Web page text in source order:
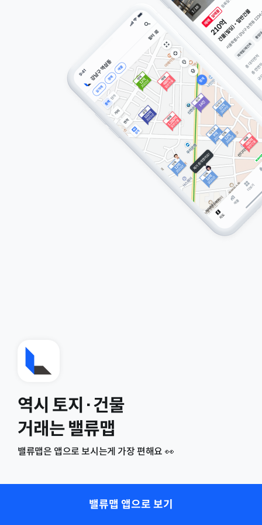
역시 토지·건물
거래는 밸류맵
밸류맵은 앱으로 보시는게 가장 편해요 👀
밸류맵 앱으로 보기